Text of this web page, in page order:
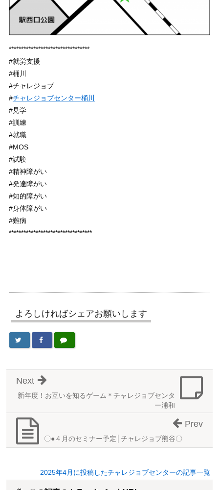
*********************************
#就労支援
#桶川
#チャレジョブ
#チャレジョブセンター桶川
#見学
#訓練
#就職
#MOS
#試験
#精神障がい
#発達障がい
#知的障がい
#身体障がい
#難病
**********************************
よろしければシェアお願いします
新年度！お互いを知るゲーム＊チャレジョブセンタ
ー浦和
Next
〇●４月のセミナー予定│チャレジョブ熊谷〇
Prev
2025年4月に投稿したチャレジョブセンターの記事一覧